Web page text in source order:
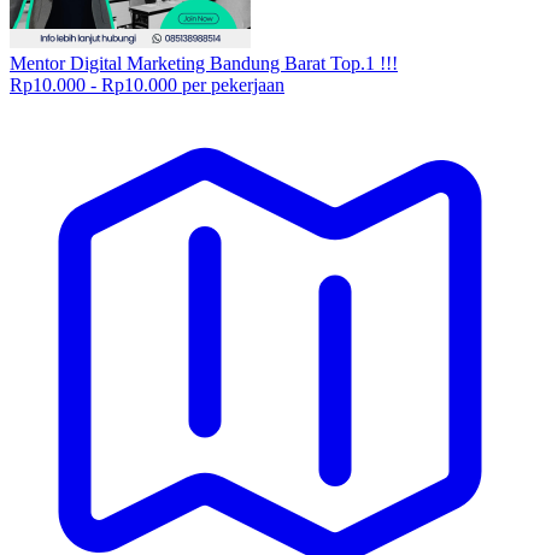
Mentor Digital Marketing Bandung Barat Top.1 !!!
Rp10.000 - Rp10.000 per pekerjaan